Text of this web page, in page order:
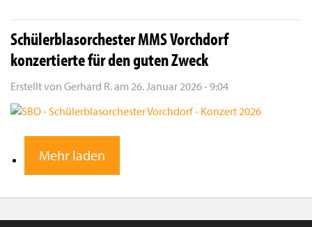
Schülerblasorchester MMS Vorchdorf
konzertierte für den guten Zweck
Erstellt von Gerhard R.am 26. Januar 2026 - 9:04
Mehr laden